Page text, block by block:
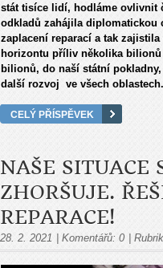
stát tisíce lidí, hodláme ovlivnit
odkladů zahájila diplomatickou
zaplacení reparací a tak
horizontu příliv několika
bilionů, do naší státní
další rozvoj ve všech oblastech.
CELÝ PŘÍSPĚVEK
NAŠE SITUACE
ZHORŠUJE.
REPARACE!
28. 2. 2021 Komentářů: 0